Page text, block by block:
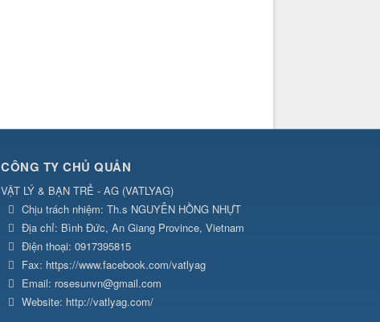
CÔNG TY CHỦ QUẢN
VẬT LÝ & BẠN TRẺ - AG (VATLYAG)
Chịu trách nhiệm: Th.s NGUYỄN HỒNG NHỰT
Địa chỉ: Bình Đức, An Giang Province, Vietnam
Điện thoại: 0917395815
Fax: https://www.facebook.com/vatlyag
Email: rosesunvn@gmail.com
Website: http://vatlyag.com/